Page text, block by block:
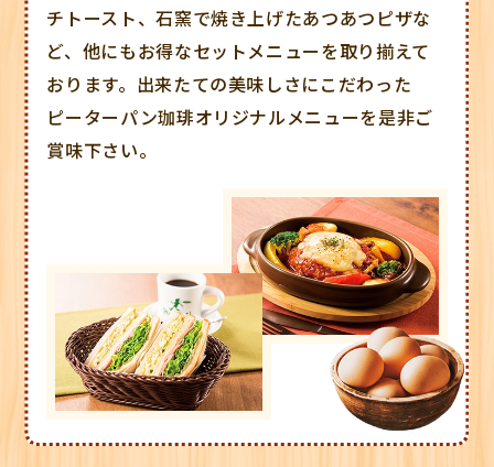
チトースト、石窯で焼き上げたあつあつピザな
ど、他にもお得なセットメニューを取り揃えて
おります。出来たての美味しさにこだわった
ピーターパン珈琲オリジナルメニューを是非ご
賞味下さい。